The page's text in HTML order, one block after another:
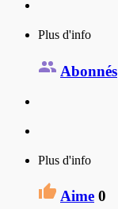
Plus d'info
Abonnés
Plus d'info
Aime 0